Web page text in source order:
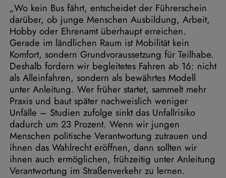
„Wo kein Bus fährt, entscheidet der Führerschein
darüber, ob junge Menschen Ausbildung, Arbeit,
Hobby oder Ehrenamt überhaupt erreichen.
Gerade im ländlichen Raum ist Mobilität kein
Komfort, sondern Grundvoraussetzung für Teilhabe.
Deshalb fordern wir begleitetes Fahren ab 16: nicht
als Alleinfahren, sondern als bewährtes Modell
unter Anleitung. Wer früher startet, sammelt mehr
Praxis und baut später nachweislich weniger
Unfälle – Studien zufolge sinkt das Unfallrisiko
dadurch um 23 Prozent. Wenn wir jungen
Menschen politische Verantwortung zutrauen und
ihnen das Wahlrecht eröffnen, dann sollten wir
ihnen auch ermöglichen, frühzeitig unter Anleitung
Verantwortung im Straßenverkehr zu lernen.